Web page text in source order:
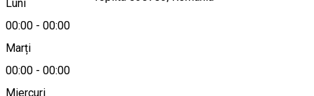
Luni
00:00 - 00:00
Marți
00:00 - 00:00
Miercuri
Hartă